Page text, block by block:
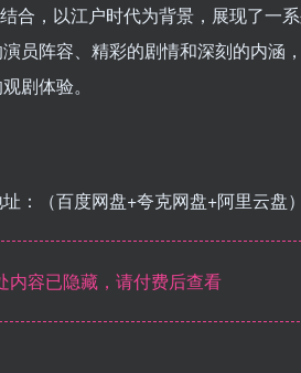
合，以江户时代为背景，展现了一
员阵容、精彩的剧情和深刻的内涵
剧体验。
：（百度网盘+夸克网盘+阿里云盘）
内容已隐藏，请付费后查看